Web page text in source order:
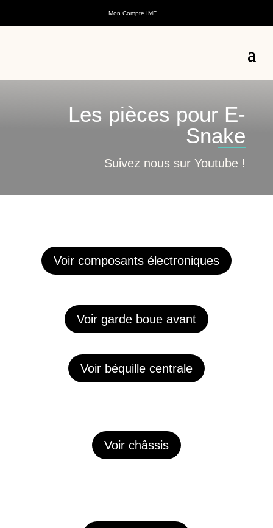
Mon Compte IMF
Les pièces pour E-
Snake
Suivez nous sur Youtube !
Voir composants électroniques
Voir garde boue avant
Voir béquille centrale
Voir châssis